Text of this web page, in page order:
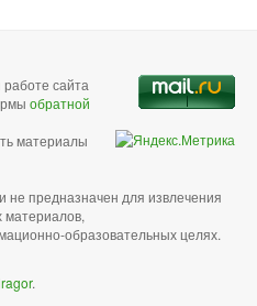
сайта
обратной
материалы
не предназначен для извлечения
материалов,
образовательных целях.
.